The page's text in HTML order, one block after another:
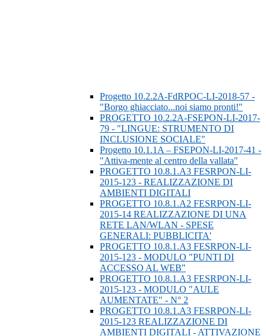
Progetto 10.2.2A-FdRPOC-LI-2018-57 -
"Borgo ghiacciato...noi siamo pronti!"
PROGETTO 10.2.2A-FSEPON-LI-2017-
79 - "LINGUE: STRUMENTO DI
INCLUSIONE SOCIALE"
Progetto 10.1.1A – FSEPON-LI-2017-41 -
"Attiva-mente al centro della vallata"
PROGETTO 10.8.1.A3 FESRPON-LI-
2015-123 - REALIZZAZIONE DI
AMBIENTI DIGITALI
PROGETTO 10.8.1.A2 FESRPON-LI-
2015-14 REALIZZAZIONE DI UNA
RETE LAN/WLAN - SPESE
GENERALI: PUBBLICITA'
PROGETTO 10.8.1.A3 FESRPON-LI-
2015-123 - MODULO "PUNTI DI
ACCESSO AL WEB"
PROGETTO 10.8.1.A3 FESRPON-LI-
2015-123 - MODULO "AULE
AUMENTATE" - N° 2
PROGETTO 10.8.1.A3 FESRPON-LI-
2015-123 REALIZZAZIONE DI
AMBIENTI DIGITALI - ATTIVAZIONE